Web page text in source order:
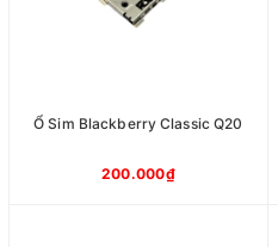
Ổ Sim Blackberry Classic Q20
200.000₫